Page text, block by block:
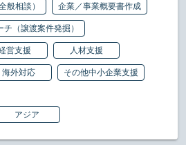
般相談）
企業／事業概要書作成
チ（譲渡案件発掘）
営支援 人材支援
海外対応 その他中小企業支援
アジア